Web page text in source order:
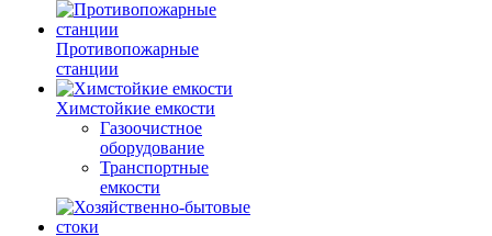
Противопожарные
станции
Химстойкие емкости
Газоочистное
оборудование
Транспортные
емкости